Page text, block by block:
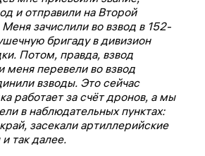
и отправили на Второй
зачислили во взвод в 152-
бригаду в дивизион
Потом, правда, взвод
меня перевели во взвод
взводы. Это сейчас
работает за счёт дронов, а мы
в наблюдательных пунктах:
засекали артиллерийские
так далее.